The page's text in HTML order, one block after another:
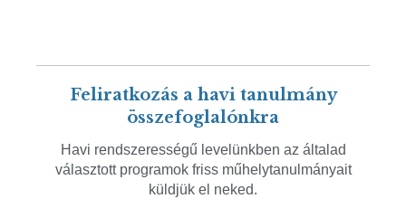
Feliratkozás a havi tanulmány
összefoglalónkra
Havi rendszerességű levelünkben az általad
választott programok friss műhelytanulmányait
küldjük el neked.